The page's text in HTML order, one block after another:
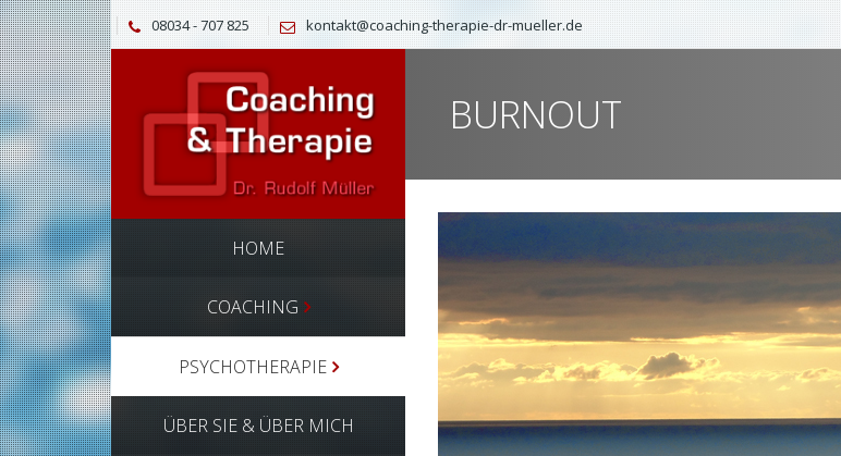
08034 - 707 825 kontakt@coaching-therapie-dr-mueller.de
HOME
COACHING
PSYCHOTHERAPIE
ÜBER SIE & ÜBER MICH
BURNOUT